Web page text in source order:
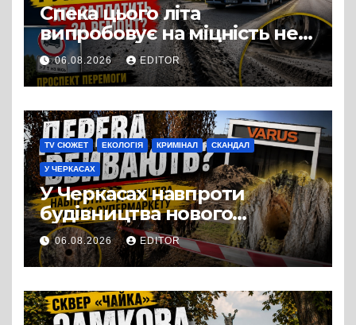
Спека цього літа
випробовує на міцність не
лише людей, а й дороги
Черкас
06.08.2026 EDITOR
TV СЮЖЕТ ЕКОЛОГІЯ КРИМІНАЛ СКАНДАЛ
У ЧЕРКАСАХ
У Черкасах навпроти
будівництва нового
супермаркету VARUS на
проспекті Перемоги всохли
дерева. І це навряд чи
можна назвати
випадковістю
06.08.2026 EDITOR